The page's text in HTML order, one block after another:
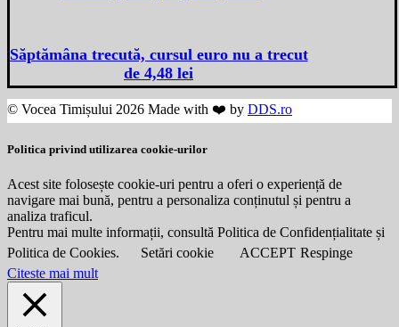
Săptămâna trecută, cursul euro nu a trecut
de 4,48 lei
© Vocea Timișului 2026 Made with ❤️ by DDS.ro
Politica privind utilizarea cookie-urilor
Acest site folosește cookie-uri pentru a oferi o experiență de
navigare mai bună, pentru a personaliza conținutul și pentru a
analiza traficul.
Pentru mai multe informații, consultă Politica de Confidențialitate și
Politica de Cookies.
Setări cookie ACCEPT Respinge
Citeste mai mult